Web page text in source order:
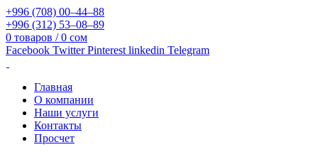
+996 (708) 00–44–88
+996 (312) 53–08–89
0 товаров / 0 сом
Facebook Twitter Pinterest linkedin Telegram
Главная
О компании
Наши услуги
Контакты
Просчет